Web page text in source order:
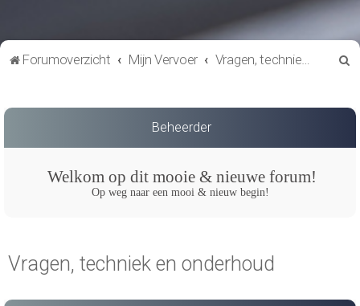
Forumoverzicht Mijn Vervoer Vragen, techniek en onderhoud
Beheerder
Welkom op dit mooie & nieuwe forum!
Op weg naar een mooi & nieuw begin!
Vragen, techniek en onderhoud